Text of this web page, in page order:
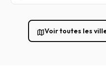
Voir toutes les